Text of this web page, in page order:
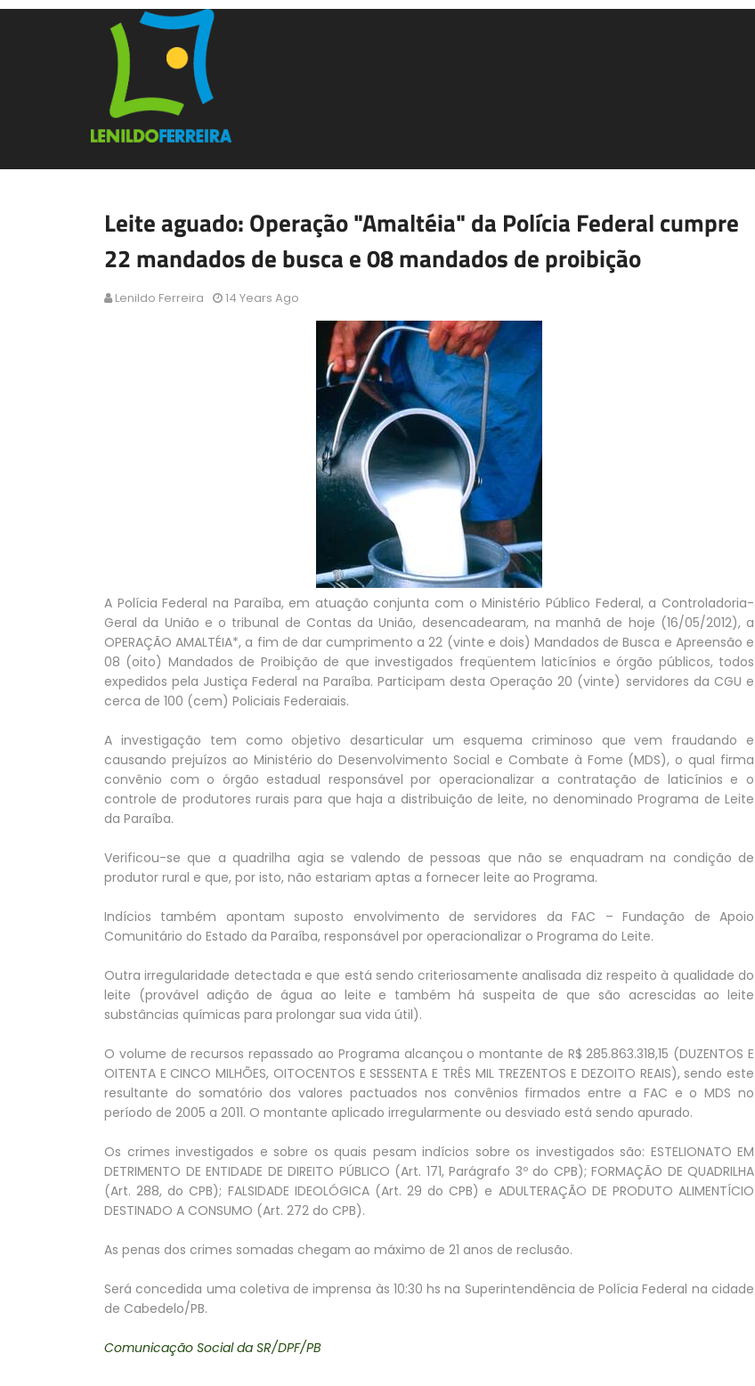
Leite aguado: Operação "Amaltéia" da Polícia Federal cumpre
22 mandados de busca e 08 mandados de proibição
Lenildo Ferreira 14 Years Ago
A Polícia Federal na Paraíba, em atuação conjunta com o Ministério Público Federal, a Controladoria-
Geral da União e o tribunal de Contas da União, desencadearam, na manhã de hoje (16/05/2012), a
OPERAÇÃO AMALTÉIA*, a fim de dar cumprimento a 22 (vinte e dois) Mandados de Busca e Apreensão e
08 (oito) Mandados de Proibição de que investigados freqüentem laticínios e órgão públicos, todos
expedidos pela Justiça Federal na Paraíba. Participam desta Operação 20 (vinte) servidores da CGU e
cerca de 100 (cem) Policiais Federaiais.
A investigação tem como objetivo desarticular um esquema criminoso que vem fraudando e
causando prejuízos ao Ministério do Desenvolvimento Social e Combate à Fome (MDS), o qual firma
convênio com o órgão estadual responsável por operacionalizar a contratação de laticínios e o
controle de produtores rurais para que haja a distribuição de leite, no denominado Programa de Leite
da Paraíba.
Verificou-se que a quadrilha agia se valendo de pessoas que não se enquadram na condição de
produtor rural e que, por isto, não estariam aptas a fornecer leite ao Programa.
Indícios também apontam suposto envolvimento de servidores da FAC – Fundação de Apoio
Comunitário do Estado da Paraíba, responsável por operacionalizar o Programa do Leite.
Outra irregularidade detectada e que está sendo criteriosamente analisada diz respeito à qualidade do
leite (provável adição de água ao leite e também há suspeita de que são acrescidas ao leite
substâncias químicas para prolongar sua vida útil).
O volume de recursos repassado ao Programa alcançou o montante de R$ 285.863.318,15 (DUZENTOS E
OITENTA E CINCO MILHÕES, OITOCENTOS E SESSENTA E TRÊS MIL TREZENTOS E DEZOITO REAIS), sendo este
resultante do somatório dos valores pactuados nos convênios firmados entre a FAC e o MDS no
período de 2005 a 2011. O montante aplicado irregularmente ou desviado está sendo apurado.
Os crimes investigados e sobre os quais pesam indícios sobre os investigados são: ESTELIONATO EM
DETRIMENTO DE ENTIDADE DE DIREITO PÚBLICO (Art. 171, Parágrafo 3º do CPB); FORMAÇÃO DE QUADRILHA
(Art. 288, do CPB); FALSIDADE IDEOLÓGICA (Art. 29 do CPB) e ADULTERAÇÃO DE PRODUTO ALIMENTÍCIO
DESTINADO A CONSUMO (Art. 272 do CPB).
As penas dos crimes somadas chegam ao máximo de 21 anos de reclusão.
Será concedida uma coletiva de imprensa às 10:30 hs na Superintendência de Polícia Federal na cidade
de Cabedelo/PB.
Comunicação Social da SR/DPF/PB